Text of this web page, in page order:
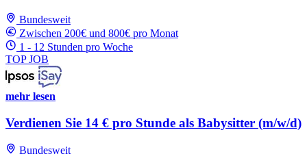
Bundesweit
Zwischen 200€ und 800€ pro Monat
1 - 12 Stunden pro Woche
TOP JOB
mehr lesen
Verdienen Sie 14 € pro Stunde als Babysitter (m/w/d)
Bundesweit